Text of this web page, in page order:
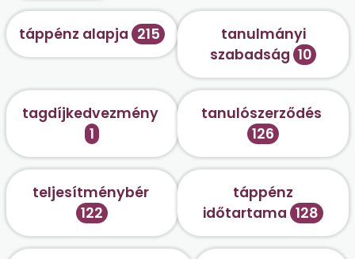
táppénz alapja 215
tanulmányi
szabadság 10
tagdíjkedvezmény
1
tanulószerződés
126
teljesítménybér
122
táppénz
időtartama 128